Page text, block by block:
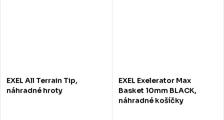
EXEL All Terrain Tip,
náhradné hroty
EXEL Exelerator Max
Basket 10mm BLACK,
náhradné košíčky